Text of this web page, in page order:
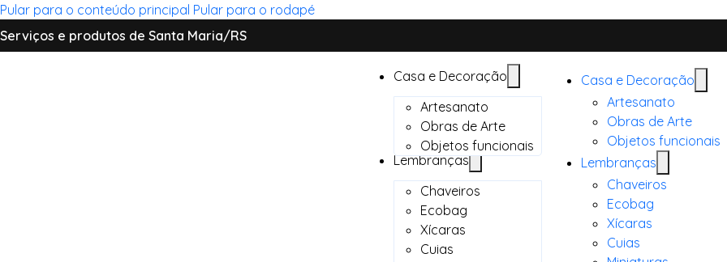
Pular para o conteúdo principal Pular para o rodapé
Serviços e produtos de Santa Maria/RS
Casa e Decoração
Artesanato
Obras de Arte
Objetos funcionais
Lembranças
Chaveiros
Ecobag
Xícaras
Cuias
Casa e Decoração
Artesanato
Obras de Arte
Objetos funcionais
Lembranças
Chaveiros
Ecobag
Xícaras
Cuias